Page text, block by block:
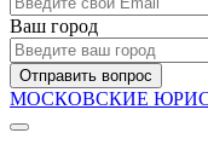
Ваш город
Отправить вопрос
МОСКОВСКИЕ